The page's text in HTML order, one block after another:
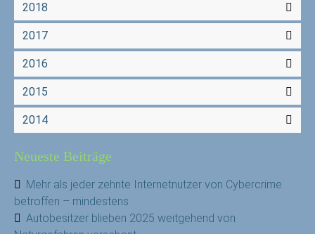
2018
2017
2016
2015
2014
Neueste Beiträge
Mehr als jeder zehnte Internetnutzer von Cybercrime
betroffen – mindestens
Autobesitzer blieben 2025 weitgehend von